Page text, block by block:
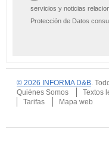
servicios y noticias
Protección de Datos
© 2026 INFORMA D&B.
Quiénes Somos
Textos
Tarifas
Mapa web